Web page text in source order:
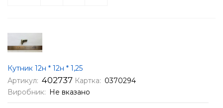
Кутник 12н * 12н * 1,25
Артикул: 402737 Картка: 0370294
Виробник: Не вказано